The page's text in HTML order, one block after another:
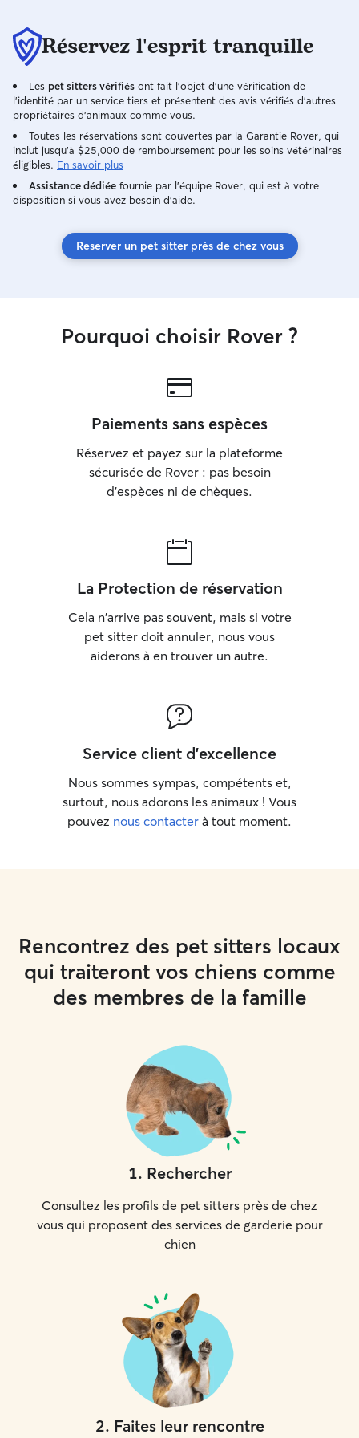
donner a vos animaux et des belles
promenades a faire.
Réservez l'esprit tranquille
Les pet sitters vérifiés ont fait l'objet d'une vérification de
l'identité par un service tiers et présentent des avis vérifiés d'autres
propriétaires d'animaux comme vous.
Toutes les réservations sont couvertes par la Garantie Rover, qui
inclut jusqu'à $25,000 de remboursement pour les soins vétérinaires
éligibles. En savoir plus
Assistance dédiée fournie par l'équipe Rover, qui est à votre
disposition si vous avez besoin d'aide.
Reserver un pet sitter près de chez vous
Pourquoi choisir Rover ?
Paiements sans espèces
Réservez et payez sur la plateforme
sécurisée de Rover : pas besoin
d'espèces ni de chèques.
La Protection de réservation
Cela n'arrive pas souvent, mais si votre
pet sitter doit annuler, nous vous
aiderons à en trouver un autre.
Service client d'excellence
Nous sommes sympas, compétents et,
surtout, nous adorons les animaux ! Vous
pouvez nous contacter à tout moment.
Rencontrez des pet sitters locaux
qui traiteront vos chiens comme
des membres de la famille
1. Rechercher
Consultez les profils de pet sitters près de chez
vous qui proposent des services de garderie pour
chien
2. Faites leur rencontre